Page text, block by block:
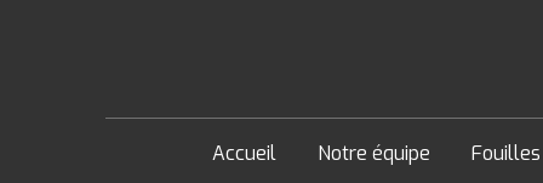
Accueil Notre équipe